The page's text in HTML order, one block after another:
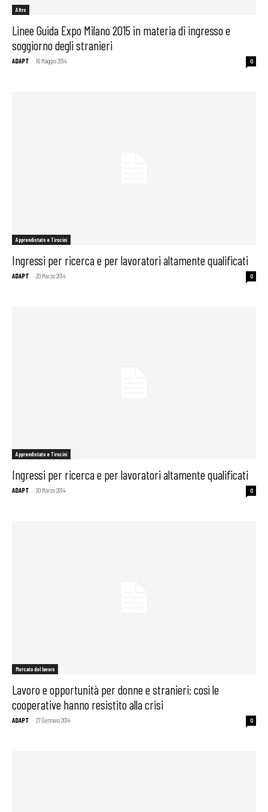
Altro
Linee Guida Expo Milano 2015 in materia di ingresso e
soggiorno degli stranieri
ADAPT - 16 Maggio 2014 0
Apprendistato e Tirocini
Ingressi per ricerca e per lavoratori altamente qualificati
ADAPT - 20 Marzo 2014 0
Apprendistato e Tirocini
Ingressi per ricerca e per lavoratori altamente qualificati
ADAPT - 20 Marzo 2014 0
Mercato del lavoro
Lavoro e opportunità per donne e stranieri: così le
cooperative hanno resistito alla crisi
ADAPT - 27 Gennaio 2014 0